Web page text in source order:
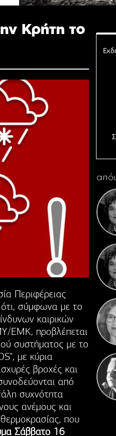
Κρήτη το
Περιφέρειας
σύμφωνα με το
καιρικών
ΕΜΚ, προβλέπεται
συστήματος με το
με κύρια
βροχές και
από
συχνότητα
ανέμους και
που
Σάββατο 16
Η